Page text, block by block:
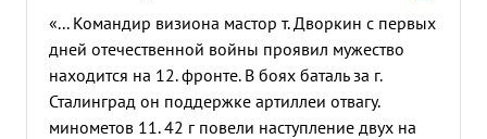
«... Командир визиона мастор т. Дворкин с первых
дней отечественной войны проявил мужество
находится на 12. фронте. В боях баталь за г.
Сталинград он поддержке артиллеи отвагу.
минометов 11. 42 г повели наступление двух на